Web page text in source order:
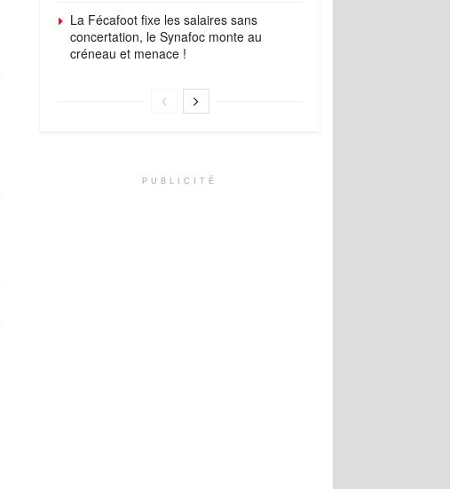
La Fécafoot fixe les salaires sans
concertation, le Synafoc monte au
créneau et menace !
PUBLICITÉ